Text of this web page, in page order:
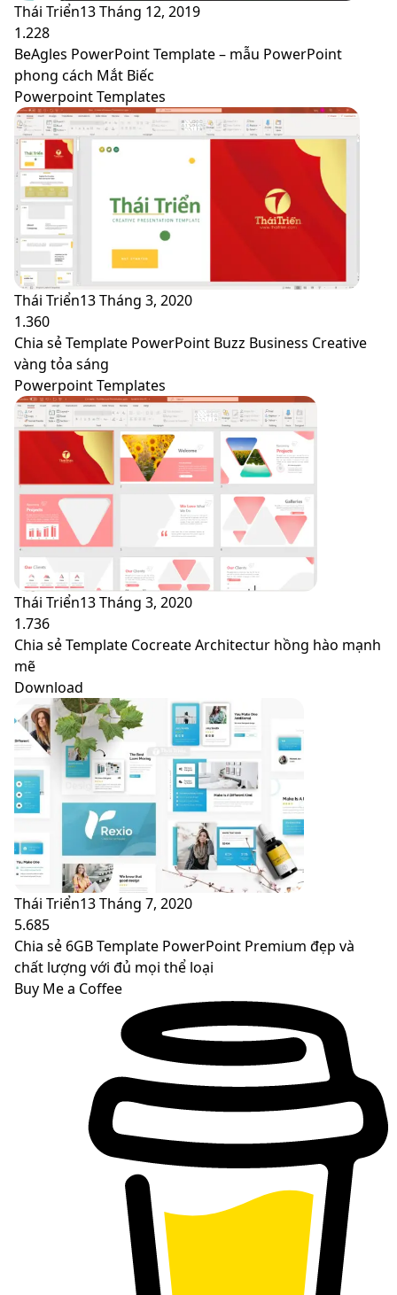
Thái Triển13 Tháng 12, 2019
1.228
BeAgles PowerPoint Template – mẫu PowerPoint
phong cách Mắt Biếc
Powerpoint Templates
Thái Triển13 Tháng 3, 2020
1.360
Chia sẻ Template PowerPoint Buzz Business Creative
vàng tỏa sáng
Powerpoint Templates
Thái Triển13 Tháng 3, 2020
1.736
Chia sẻ Template Cocreate Architectur hồng hào mạnh
mẽ
Download
Thái Triển13 Tháng 7, 2020
5.685
Chia sẻ 6GB Template PowerPoint Premium đẹp và
chất lượng với đủ mọi thể loại
Buy Me a Coffee